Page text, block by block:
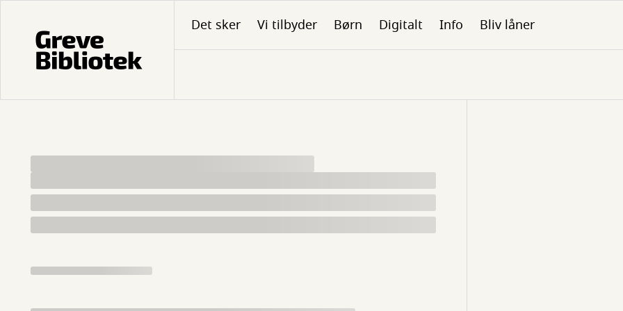
hovedindhold
Det sker Vi tilbyder Børn Digitalt Info Bliv låner